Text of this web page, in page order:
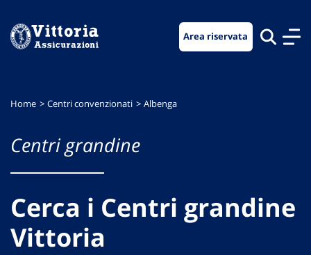
menu
contenuto
footer
Area riservata
Home Centri convenzionati Albenga
Centri grandine
Cerca i Centri grandine
Vittoria